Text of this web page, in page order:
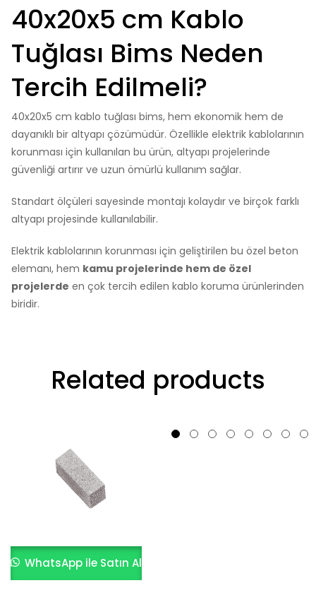
40x20x5 cm Kablo
Tuğlası Bims Neden
Tercih Edilmeli?
40x20x5 cm kablo tuğlası bims, hem ekonomik hem de
dayanıklı bir altyapı çözümüdür. Özellikle elektrik kablolarının
korunması için kullanılan bu ürün, altyapı projelerinde
güvenliği artırır ve uzun ömürlü kullanım sağlar.
Standart ölçüleri sayesinde montajı kolaydır ve birçok farklı
altyapı projesinde kullanılabilir.
Elektrik kablolarının korunması için geliştirilen bu özel beton
elemanı, hem kamu projelerinde hem de özel
projelerde en çok tercih edilen kablo koruma ürünlerinden
biridir.
Related products
WhatsApp ile Satın Al